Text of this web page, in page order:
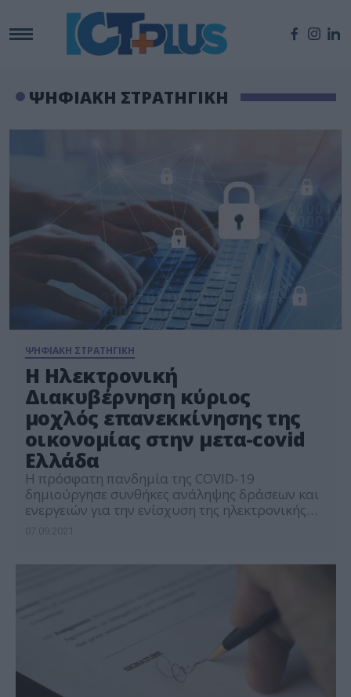
ΨΗΦΙΑΚΗ ΣΤΡΑΤΗΓΙΚΗ
ΨΗΦΙΑΚΗ ΣΤΡΑΤΗΓΙΚΗ
Η Ηλεκτρονική
Διακυβέρνηση κύριος
μοχλός επανεκκίνησης της
οικονομίας στην μετα-covid
Ελλάδα
H πρόσφατη πανδημία της COVID-19
δημιούργησε συνθήκες ανάληψης δράσεων και
ενεργειών για την ενίσχυση της ηλεκτρονικής
βάση, η μελέτη της diaNEOsis αποτυπώνει τις